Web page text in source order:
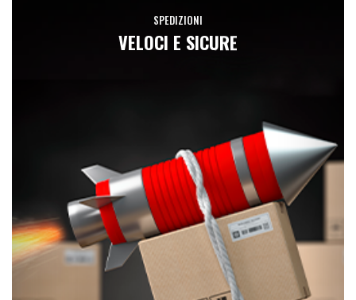
pagina
del
prodotto
SPEDIZIONI
VELOCI E SICURE